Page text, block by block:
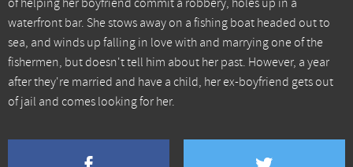
of helping her boyfriend commit a robbery, holes up in a
waterfront bar. She stows away on a fishing boat headed out to
sea, and winds up falling in love with and marrying one of the
fishermen, but doesn't tell him about her past. However, a year
after they're married and have a child, her ex-boyfriend gets out
of jail and comes looking for her.